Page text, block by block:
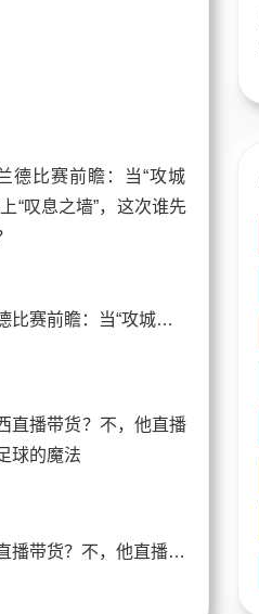
哈兰德比赛前瞻：当“攻城锤”遇上“叹息之墙”，这次谁先裂开？
梅西直播带货？不，他直播的是足球的魔法